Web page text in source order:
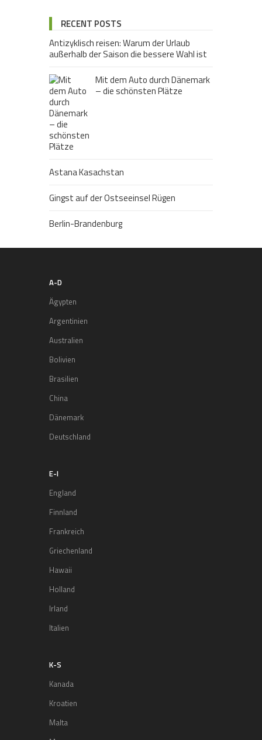
RECENT POSTS
Antizyklisch reisen: Warum der Urlaub
außerhalb der Saison die bessere Wahl ist
Mit dem Auto durch Dänemark
– die schönsten Plätze
Astana Kasachstan
Gingst auf der Ostseeinsel Rügen
Berlin-Brandenburg
A-D
Ägypten
Argentinien
Australien
Bolivien
Brasilien
China
Dänemark
Deutschland
E-I
England
Finnland
Frankreich
Griechenland
Hawaii
Holland
Irland
Italien
K-S
Kanada
Kroatien
Malta